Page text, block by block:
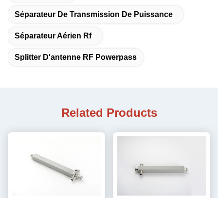
Séparateur De Transmission De Puissance
Séparateur Aérien Rf
Splitter D'antenne RF Powerpass
Related Products